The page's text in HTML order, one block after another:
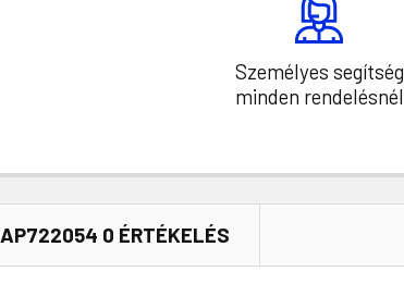
Személyes segítség
minden rendelésnél
AP722054 0 ÉRTÉKELÉS